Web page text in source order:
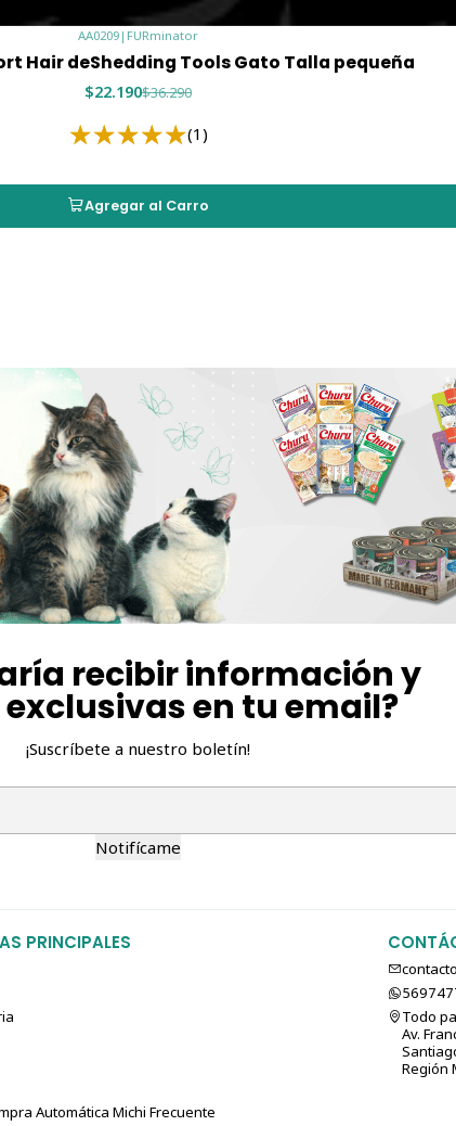
AA0209| FURminator
Hair deShedding Tools Gato Talla pequeña
$22.190$36.290
(1)
Agregar al Carro
recibir información y
en tu email?
¡Suscríbete a nuestro boletín!
Notifícame
PRINCIPALES
Automática Michi Frecuente
Todo
Av.
Región